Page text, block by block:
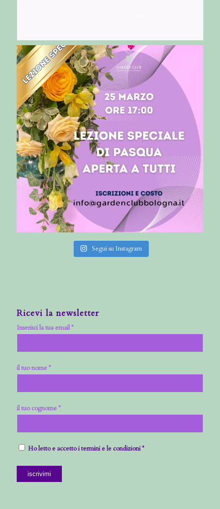
Segui su Instagram
Ricevi la newsletter
Inserisci la tua email *
il tuo nome *
il tuo cognome *
Ho letto e accetto i termini e le condizioni *